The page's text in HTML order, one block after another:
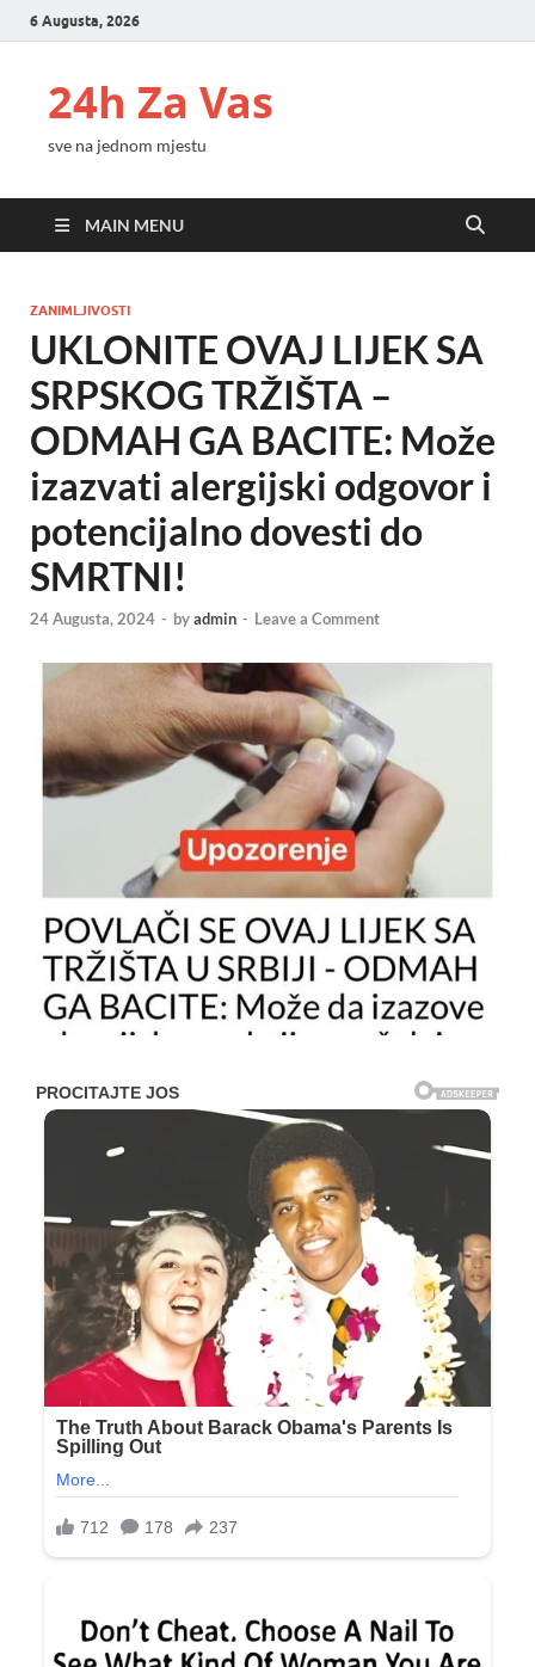
6 Augusta, 2026
24h Za Vas
sve na jednom mjestu
MAIN MENU
ZANIMLJIVOSTI
UKLONITE OVAJ LIJEK SA
SRPSKOG TRŽIŠTA –
ODMAH GA BACITE: Može
izazvati alergijski odgovor i
potencijalno dovesti do
SMRTNI!
24 Augusta, 2024 - byadmin - Leave a Comment